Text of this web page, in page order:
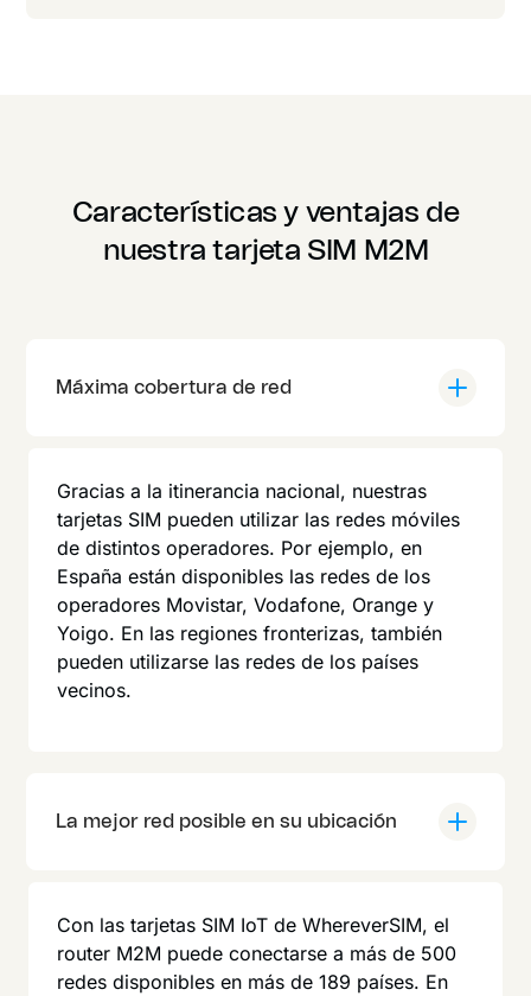
Características y ventajas de
nuestra tarjeta SIM M2M
Máxima cobertura de red
Gracias a la itinerancia nacional, nuestras
tarjetas SIM pueden utilizar las redes móviles
de distintos operadores. Por ejemplo, en
España están disponibles las redes de los
operadores Movistar, Vodafone, Orange y
Yoigo. En las regiones fronterizas, también
pueden utilizarse las redes de los países
vecinos.
La mejor red posible en su ubicación
Con las tarjetas SIM IoT de WhereverSIM, el
router M2M puede conectarse a más de 500
redes disponibles en más de 189 países. En